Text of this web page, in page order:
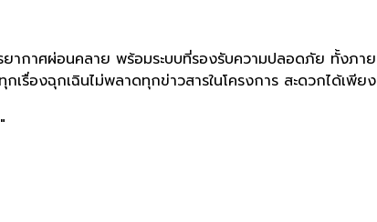
ยากาศผ่อนคลาย พร้อมระบบที่รองรับความปลอดภัย ทั้งภาย
เรื่องฉุกเฉินไม่พลาดทุกข่าวสารในโครงการ สะดวกได้เพียง
"